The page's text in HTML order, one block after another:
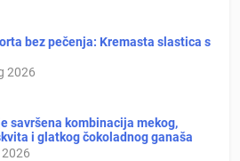
bez pečenja: Kremasta slastica s
2026
savršena kombinacija mekog,
i glatkog čokoladnog ganaša